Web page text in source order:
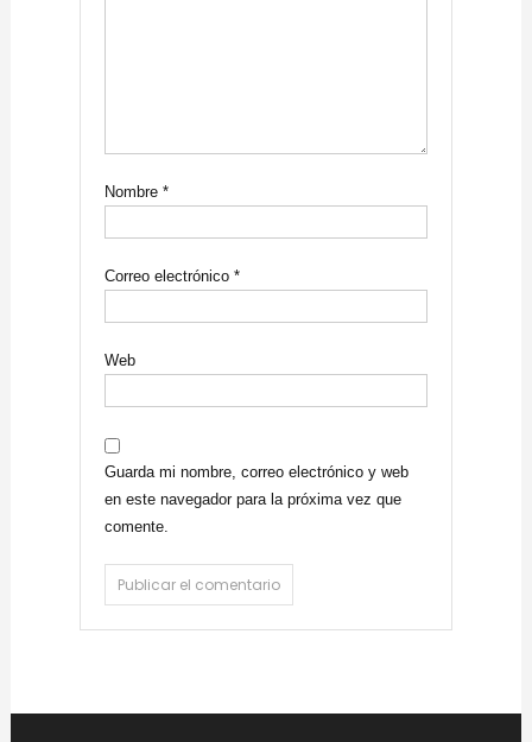
Nombre *
Correo electrónico *
Web
Guarda mi nombre, correo electrónico y web
en este navegador para la próxima vez que
comente.